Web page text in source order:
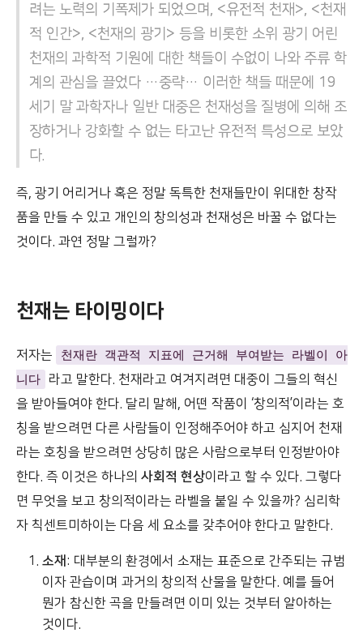
려는 노력의 기폭제가 되었으며, <유전적 천재>, <천재
적 인간>, <천재의 광기> 등을 비롯한 소위 광기 어린
천재의 과학적 기원에 대한 책들이 수없이 나와 주류 학
계의 관심을 끌었다 …중략… 이러한 책들 때문에 19
세기 말 과학자나 일반 대중은 천재성을 질병에 의해 조
장하거나 강화할 수 없는 타고난 유전적 특성으로 보았
다.
즉, 광기 어리거나 혹은 정말 독특한 천재들만이 위대한 창작
품을 만들 수 있고 개인의 창의성과 천재성은 바꿀 수 없다는
것이다. 과연 정말 그럴까?
천재는 타이밍이다
저자는
천재란 객관적 지표에 근거해 부여받는 라벨이 아
니다
라고 말한다. 천재라고 여겨지려면 대중이 그들의 혁신
을 받아들여야 한다. 달리 말해, 어떤 작품이 ‘창의적’이라는 호
칭을 받으려면 다른 사람들이 인정해주어야 하고 심지어 천재
라는 호칭을 받으려면 상당히 많은 사람으로부터 인정받아야
한다. 즉 이것은 하나의 사회적 현상이라고 할 수 있다. 그렇다
면 무엇을 보고 창의적이라는 라벨을 붙일 수 있을까? 심리학
자 칙센트미하이는 다음 세 요소를 갖추어야 한다고 말한다.
소재 : 대부분의 환경에서 소재는 표준으로 간주되는 규범
이자 관습이며 과거의 창의적 산물을 말한다. 예를 들어
뭔가 참신한 곡을 만들려면 이미 있는 것부터 알아하는
것이다.